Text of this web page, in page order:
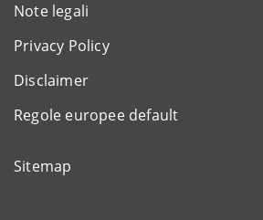
Note legali
Privacy Policy
Disclaimer
Regole europee default
Sitemap